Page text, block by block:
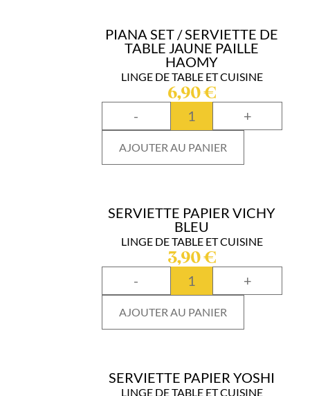
PIANA SET / SERVIETTE DE
TABLE JAUNE PAILLE
HAOMY
LINGE DE TABLE ET CUISINE
6,90€
- +
AJOUTER AU PANIER
SERVIETTE PAPIER VICHY
BLEU
LINGE DE TABLE ET CUISINE
3,90€
- +
AJOUTER AU PANIER
SERVIETTE PAPIER YOSHI
LINGE DE TABLE ET CUISINE